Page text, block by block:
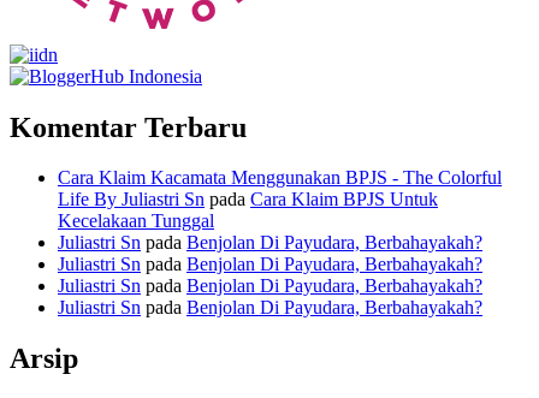
Komentar Terbaru
Cara Klaim Kacamata Menggunakan BPJS - The Colorful
Life By Juliastri Sn pada Cara Klaim BPJS Untuk
Kecelakaan Tunggal
Juliastri Sn pada Benjolan Di Payudara, Berbahayakah?
Juliastri Sn pada Benjolan Di Payudara, Berbahayakah?
Juliastri Sn pada Benjolan Di Payudara, Berbahayakah?
Juliastri Sn pada Benjolan Di Payudara, Berbahayakah?
Arsip